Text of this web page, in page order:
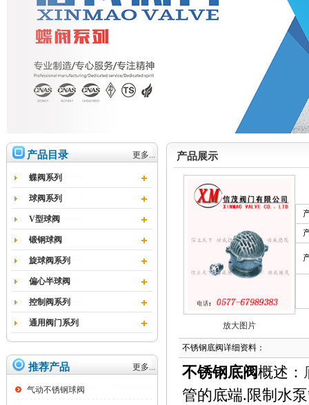
产品目录 更多...
蝶阀系列
球阀系列
V型球阀
锻钢球阀
旋球阀系列
偏心半球阀
控制阀系列
通用阀门系列
推荐产品 更多...
气动不锈钢球阀
产品展示
放大图片
不锈钢底阀详细资料：
不锈钢底阀概述：
管的底端.限制水